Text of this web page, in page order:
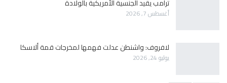
ترامب يقيد الجنسية الأمريكية بالولادة
أغسطس 7, 2026
لافروف: واشنطن عدلت فهمها لمخرجات قمة ألاسكا
يوليو 24, 2026